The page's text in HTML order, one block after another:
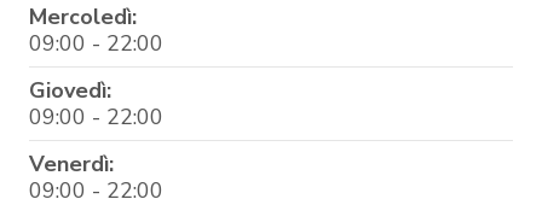
Mercoledì:
09:00 - 22:00
Giovedì:
09:00 - 22:00
Venerdì:
09:00 - 22:00